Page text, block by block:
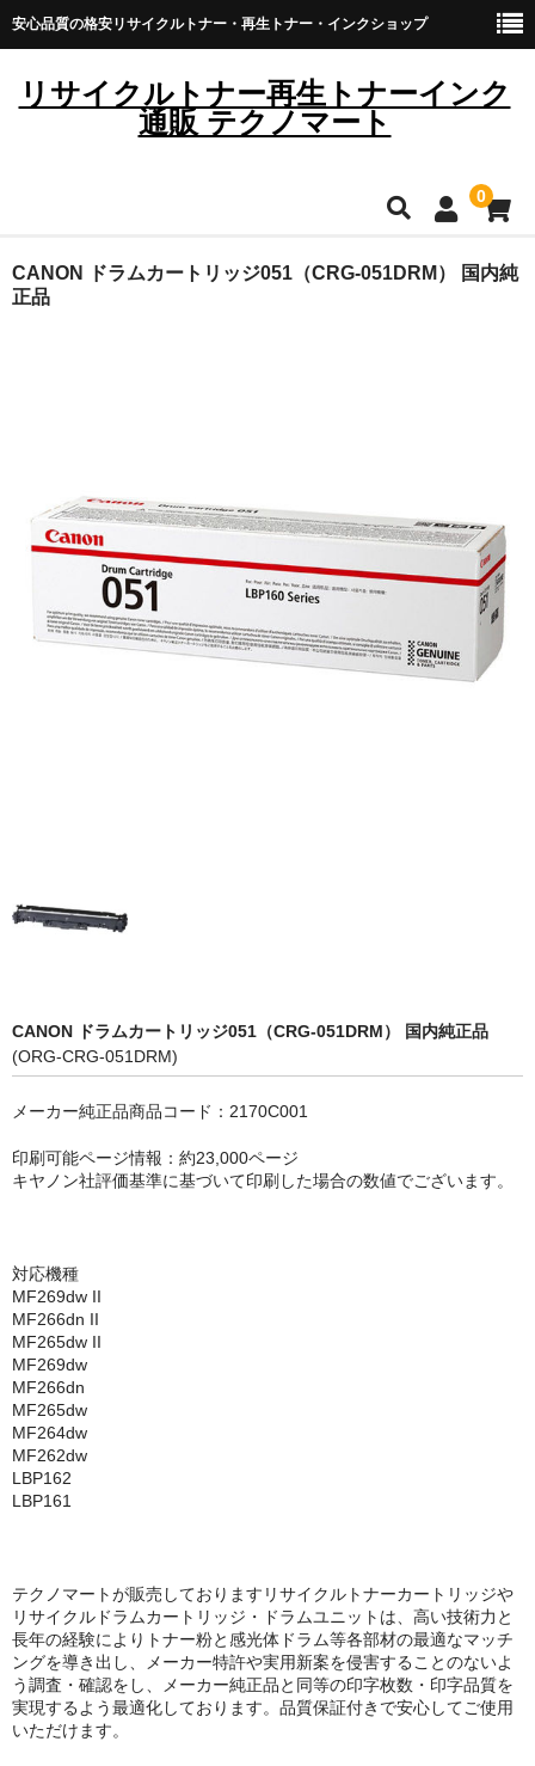
安心品質の格安リサイクルトナー・再生トナー・インクショップ
リサイクルトナー再生トナーインク
通販 テクノマート
0
HOME
リコー
富士フイルムBI
パナソニック
インクカートリッジ
キヤノン CANON
エプソン EPSON
ブラザー BROTHER
輪転機用インク・マスター
リソー RISO
リコー RICOH
デュプロ duplo
CANON ドラムカートリッジ051（CRG-051DRM） 国内純
正品
CANON ドラムカートリッジ051（CRG-051DRM） 国内純正品
(ORG-CRG-051DRM)
メーカー純正品商品コード：2170C001
印刷可能ページ情報：約23,000ページ
キヤノン社評価基準に基づいて印刷した場合の数値でございます。
対応機種
MF269dw II
MF266dn II
MF265dw II
MF269dw
MF266dn
MF265dw
MF264dw
MF262dw
LBP162
LBP161
テクノマートが販売しておりますリサイクルトナーカートリッジや
リサイクルドラムカートリッジ・ドラムユニットは、高い技術力と
長年の経験によりトナー粉と感光体ドラム等各部材の最適なマッチ
ングを導き出し、メーカー特許や実用新案を侵害することのないよ
う調査・確認をし、メーカー純正品と同等の印字枚数・印字品質を
実現するよう最適化しております。品質保証付きで安心してご使用
いただけます。